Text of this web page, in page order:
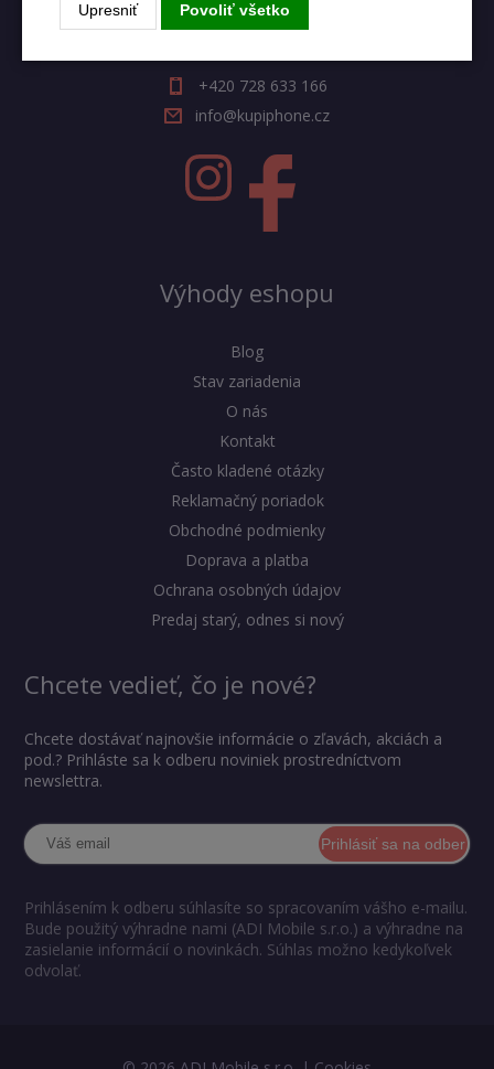
Rýchly kontakt
+420 728 633 166
info@kupiphone.cz
Výhody eshopu
Blog
Stav zariadenia
O nás
Kontakt
Často kladené otázky
Reklamačný poriadok
Obchodné podmienky
Doprava a platba
Ochrana osobných údajov
Predaj starý, odnes si nový
Chcete vedieť, čo je nové?
Chcete dostávať najnovšie informácie o zľavách, akciách a
pod.? Prihláste sa k odberu noviniek prostredníctvom
newslettra.
Prihlásiť sa na odber
Prihlásením k odberu súhlasíte so spracovaním vášho e-mailu.
Bude použitý výhradne nami (ADI Mobile s.r.o.) a výhradne na
zasielanie informácií o novinkách. Súhlas možno kedykoľvek
odvolať.
Upresniť Povoliť všetko